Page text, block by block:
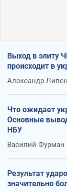
Выход в элиту
происходит в
Александр
Что ожидает
Основные
НБУ
Василий Фурман
Результат
значительно